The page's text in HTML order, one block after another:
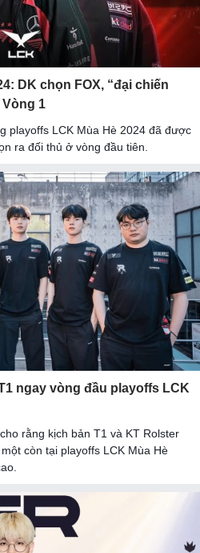
DK chọn FOX, “đại chiến
1
playoffs LCK Mùa Hè 2024 đã được
ra đối thủ ở vòng đầu tiên.
ngay vòng đầu playoffs LCK
rằng kịch bản T1 và KT Rolster
còn tại playoffs LCK Mùa Hè